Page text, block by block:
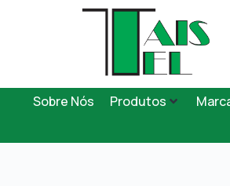
Sobre Nós Produtos